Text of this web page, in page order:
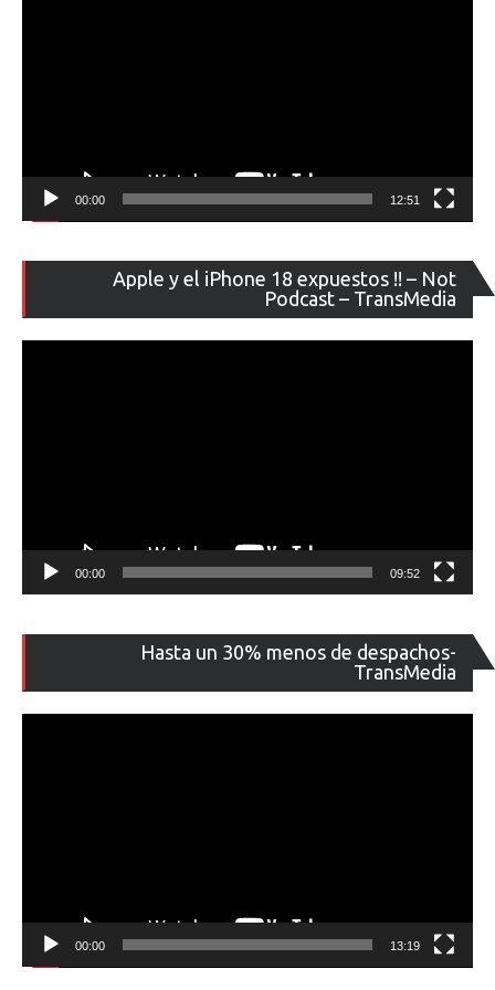
00:00 12:51
Apple y el iPhone 18 expuestos !! – Not
Podcast – TransMedia
de
00:00 09:52
Hasta un 30% menos de despachos-
TransMedia
de
00:00 13:19